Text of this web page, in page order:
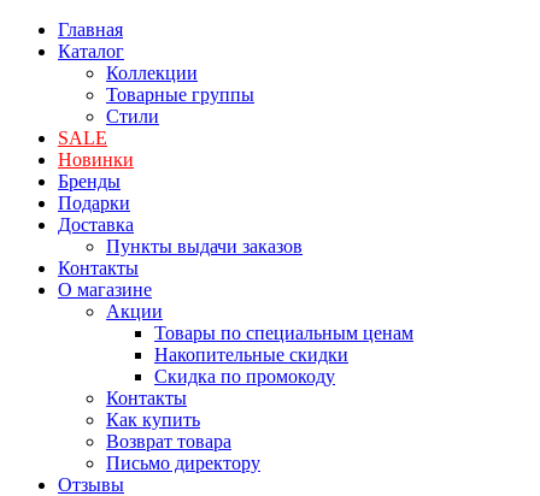
Главная
Каталог
Коллекции
Товарные группы
Стили
SALE
Новинки
Бренды
Подарки
Доставка
Пункты выдачи заказов
Контакты
О магазине
Акции
Товары по специальным ценам
Накопительные скидки
Скидка по промокоду
Контакты
Как купить
Возврат товара
Письмо директору
Отзывы